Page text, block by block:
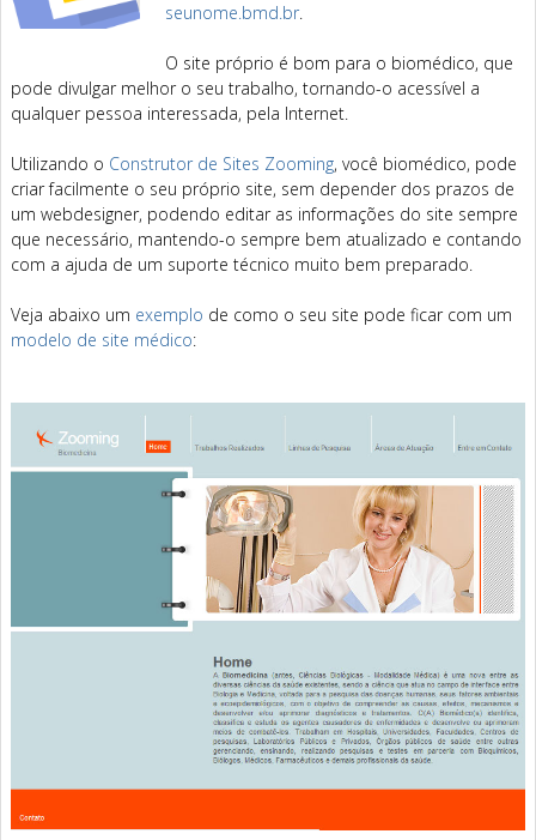
seunome.bmd.br.
O site próprio é bom para o biomédico, que
pode divulgar melhor o seu trabalho, tornando-o acessível a
qualquer pessoa interessada, pela Internet.
Utilizando o Construtor de Sites Zooming, você biomédico, pode
criar facilmente o seu próprio site, sem depender dos prazos de
um webdesigner, podendo editar as informações do site sempre
que necessário, mantendo-o sempre bem atualizado e contando
com a ajuda de um suporte técnico muito bem preparado.
Veja abaixo um exemplo de como o seu site pode ficar com um
modelo de site médico: